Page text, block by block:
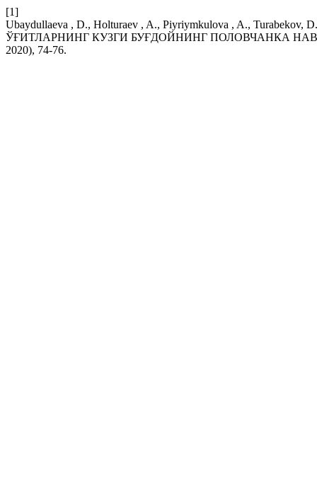
[1]
Ubaydullaeva , D., Holturaev , A., Piyriymkulova , A.,
ЎҒИТЛАРНИНГ КУЗГИ БУҒДОЙНИНГ ПОЛОВЧАНКА
2020), 74-76.